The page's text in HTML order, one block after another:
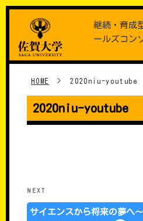
content
継続・育成
ールズコン
HOME > 2020niu-youtube
2020niu-youtube
Next
Post
NEXT
サイエンスから将来の夢へ